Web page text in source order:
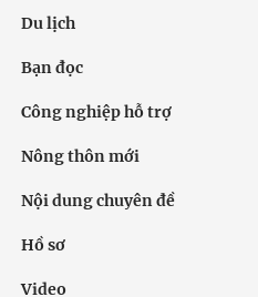
Du lịch
Bạn đọc
Công nghiệp hỗ trợ
Nông thôn mới
Nội dung chuyên đề
Hồ sơ
Video